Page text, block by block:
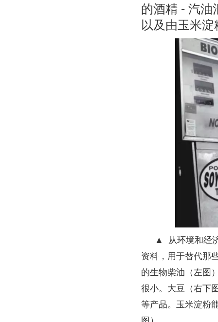
的酒精 - 汽油
以及由玉米
▲ 从环境和经
资料，用于替代那
的生物柴油（左图
很小。大豆（右下
等产品。玉米淀粉